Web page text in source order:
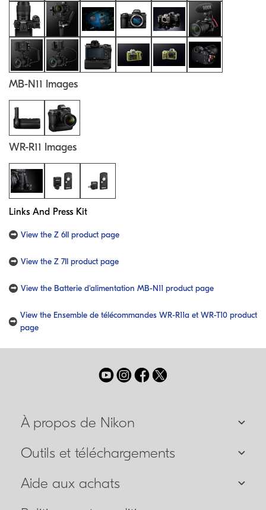
MB-N11 Images
WR-R11 Images
Links And Press Kit
View the Z 6II product page
View the Z 7II product page
View the Batterie d'alimentation MB-N11 product page
View the Ensemble de télécommandes WR-R11a et WR-T10 product
page
À propos de Nikon
Outils et téléchargements
Aide aux achats